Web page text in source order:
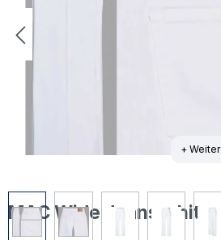
+
MAC Wide Jeans white